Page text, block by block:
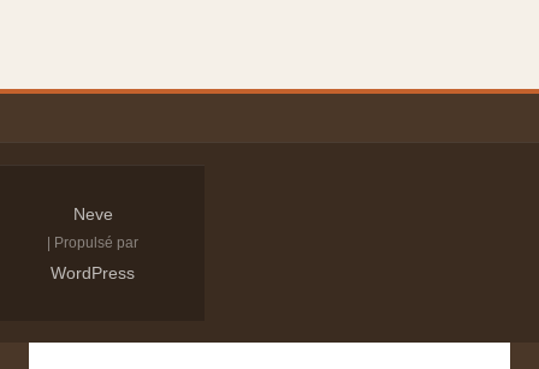
Neve
| Propulsé par
WordPress